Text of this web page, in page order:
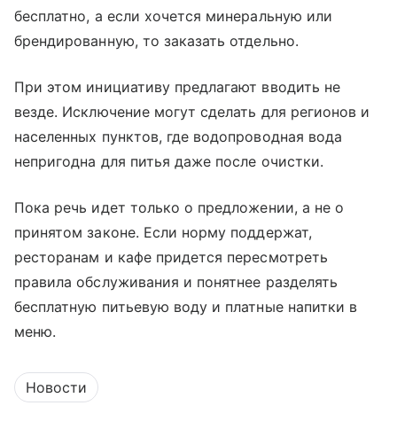
бесплатно, а если хочется минеральную или
брендированную, то заказать отдельно.
При этом инициативу предлагают вводить не
везде. Исключение могут сделать для регионов и
населенных пунктов, где водопроводная вода
непригодна для питья даже после очистки.
Пока речь идет только о предложении, а не о
принятом законе. Если норму поддержат,
ресторанам и кафе придется пересмотреть
правила обслуживания и понятнее разделять
бесплатную питьевую воду и платные напитки в
меню.
Новости